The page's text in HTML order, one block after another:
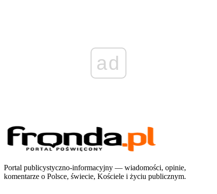
ad
Portal publicystyczno-informacyjny — wiadomości, opinie,
komentarze o Polsce, świecie, Kościele i życiu publicznym.